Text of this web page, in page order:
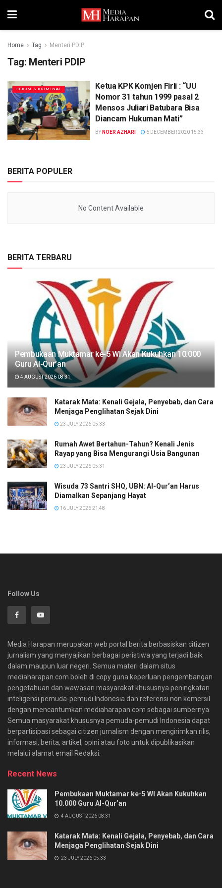
Home Tag Menteri PDIP
Tag: Menteri PDIP
HUKUM & KRIMINAL
Ketua KPK Komjen Firli : “UU
Nomor 31 tahun 1999 pasal 2
Mensos Juliari Batubara Bisa
Diancam Hukuman Mati”
BY NOER AZHARI 6 DECEMBER 2020 15:33
BERITA POPULER
No Content Available
BERITA TERBARU
Pembukaan Muktamar ke-5 WI Akan Kukuhkan 10.000
Guru Al-Qur’an
4 AUGUST 2026 08:31
Katarak Mata: Kenali Gejala, Penyebab, dan Cara
Menjaga Penglihatan Sejak Dini
23 JULY 2026 05:33
Rumah Awet Bertahun-Tahun? Kenali Jenis
Rayap yang Bisa Mengurangi Usia Bangunan
23 JULY 2026 05:31
Wisuda 73 Santri SHQ, UBN: Al-Qur’an Harus
Diamalkan Sepanjang Hayat
16 JULY 2026 21:48
Follow Us
Media Harapan merupakan web portal berita berbasiskan citizen
jurnalism yang menyajikan berbagai peristiwa yang terjadi baik
dalam maupun luar negeri. Semua materi dalam situs
mediaharapan.com boleh di copy guna keperluan pengembangan
pengetahuan dan wawasan masyarakat khususnya peningkatan
inteligensi pemuda-pemudi Indonesia dan referensi non komersil
dengan mencantumkan mediaharapan.com sebagai sumbernya.
Semua masyarakat khususnya pemuda-pemudi Indonesia dapat
berpartisipasi sebagai citizen jurnalism dengan mengirimkan rilis,
informasi, berita, artikel, opini atau foto untuk dipublikasikan
melalui alamat email Redaksi.
Recent News
Pembukaan Muktamar ke-5 WI Akan Kukuhkan
10.000 Guru Al-Qur’an
4 AUGUST 2026 08:31
Katarak Mata: Kenali Gejala, Penyebab, dan Cara
Menjaga Penglihatan Sejak Dini
23 JULY 2026 05:33